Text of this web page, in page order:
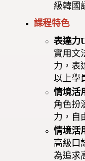
級韓國
課程特色
表達力
實用文
力，表
以上學
情境活
角色扮
力，自
情境活
高級口
為追求